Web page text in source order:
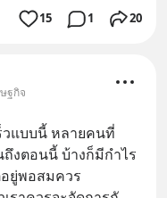
15 1 20
ฐกิจ
วแบบนี้ หลายคนที่
งตอนนี้ บ้างก็มีกำไร
ยู่พอสมควร